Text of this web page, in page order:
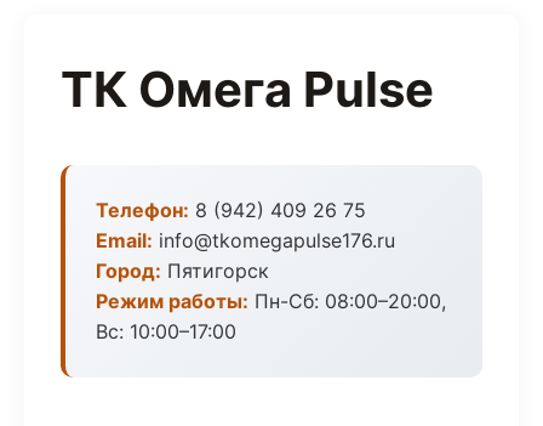
ТК Омега Pulse
Телефон: 8 (942) 409 26 75
Email: info@tkomegapulse176.ru
Город: Пятигорск
Режим работы: Пн-Сб: 08:00–20:00,
Вс: 10:00–17:00